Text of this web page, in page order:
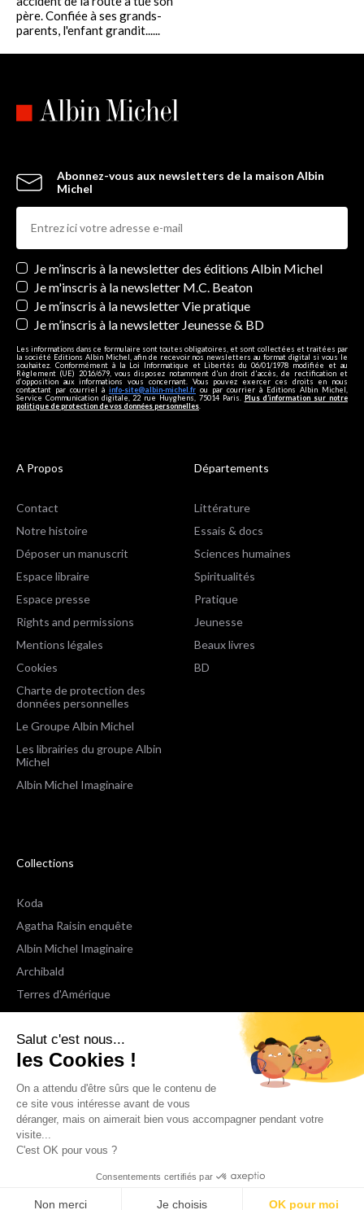
Salut c'est nous...
les Cookies !
On a attendu d'être sûrs que le contenu de
ce site vous intéresse avant de vous
déranger, mais on aimerait bien vous accompagner pendant votre
visite...
C'est OK pour vous ?
Consentements certifiés par
Non merci Je choisis OK pour moi
père. Confiée à ses grands-
parents, l'enfant grandit......
Abonnez-vous aux newsletters de la maison Albin
Michel
Newsletters
Je m’inscris à la newsletter des éditions Albin Michel
Je m'inscris à la newsletter M.C. Beaton
Je m’inscris à la newsletter Vie pratique
Je m’inscris à la newsletter Jeunesse & BD
Les informations dans ce formulaire sont toutes obligatoires, et sont collectées et traitées par
la société Editions Albin Michel, afin de recevoir nos newsletters au format digital si vous le
souhaitez. Conformément à la Loi Informatique et Libertés du 06/01/1978 modifiée et au
Règlement (UE) 2016/679, vous disposez notamment d'un droit d'accès, de rectification et
d’opposition aux informations vous concernant. Vous pouvez exercer ces droits en nous
contactant par courriel à info-site@albin-michel.fr ou par courrier à Editions Albin Michel,
Service Communication digitale, 22 rue Huyghens, 75014 Paris. Plus d’information sur notre
politique de protection de vos données personnelles
A Propos
Contact
Notre histoire
Déposer un manuscrit
Espace libraire
Espace presse
Rights and permissions
Mentions légales
Cookies
Charte de protection des
données personnelles
Le Groupe Albin Michel
Les librairies du groupe Albin
Michel
Albin Michel Imaginaire
Départements
Littérature
Essais & docs
Sciences humaines
Spiritualités
Pratique
Jeunesse
Beaux livres
BD
Collections
Koda
Agatha Raisin enquête
Albin Michel Imaginaire
Archibald
Terres d'Amérique
Espaces Libres Poche
NOX
Wiz
Voir toutes les collections
Nous suivre